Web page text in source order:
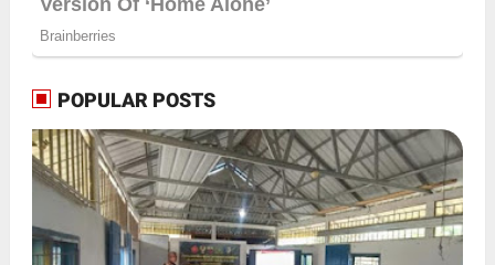
POPULAR POSTS